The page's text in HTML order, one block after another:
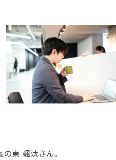
東 颯汰さん。